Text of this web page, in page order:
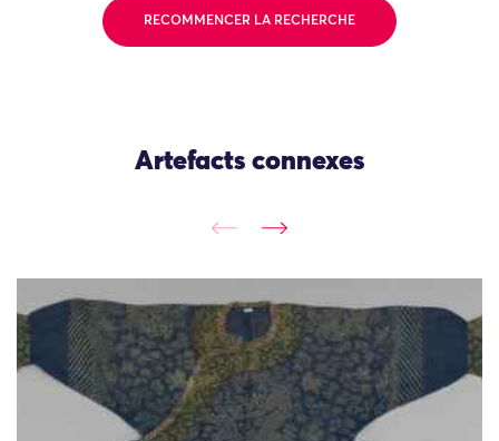
RECOMMENCER LA RECHERCHE
Artefacts connexes